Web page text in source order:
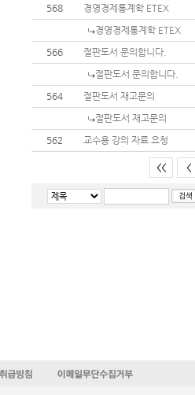
568
경영경제통계학 ETEX
경영경제통계학 ETEX
566
절판도서 문의합니다.
절판도서 문의합니다.
564
절판도서 재고문의
절판도서 재고문의
562
교수용 강의 자료 요청
<< <